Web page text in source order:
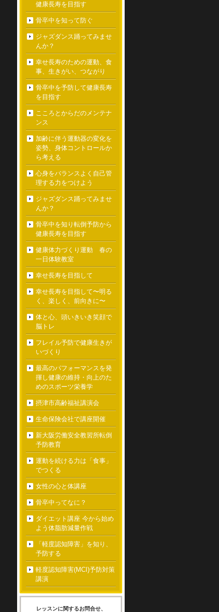
健康長寿を目指す
骨卒中を知って防ぐ
ジャズダンス踊ってみませ
んか？
幸せ長寿のための運動、食
事、生きがい、つながり
骨卒中を予防して健康長寿
を目指す
こころとからだのメンテナ
ンス
加齢に伴う運動器の変化を
姿勢、身体コントロールか
ら考える
心身をバランスよく自己管
理する力をつけよう
ジャズダンス踊ってみませ
んか？
骨卒中を知り転倒予防から
健康長寿を目指す
健康体力づくり運動 春の
一日体験教室
幸せ長寿を目指して
幸せ長寿を目指して〜明る
く、楽しく、前向きに〜
体と心、頭いきいき笑顔で
脳トレ
フレイル予防で健康生きが
いづくり
最高のパフォーマンスを発
揮し健康の維持・向上のた
めのスポーツ栄養学
摂津市高齢福祉講演会
生命保険会社で講座開催
新大阪労働安全教習所転倒
予防教育
運動を続ける力は「食事」
でつくる
女性の心と体講座
骨卒中ってなに？
ダイエット講座 今から始め
よう体脂肪減量作戦
「軽度認知障害」を知り、
予防する
軽度認知障害(MCI)予防対策
講演
レッスンに関するお問合せ、